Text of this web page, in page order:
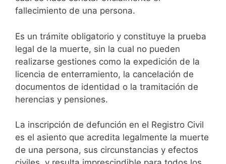
fallecimiento de una persona.
Es un trámite obligatorio y constituye la prueba
legal de la muerte, sin la cual no pueden
realizarse gestiones como la expedición de la
licencia de enterramiento, la cancelación de
documentos de identidad o la tramitación de
herencias y pensiones.
La inscripción de defunción en el Registro Civil
es el asiento que acredita legalmente la muerte
de una persona, sus circunstancias y efectos